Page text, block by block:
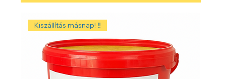
Kiszállítás másnap! ‼️